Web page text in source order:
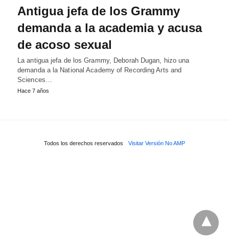
Antigua jefa de los Grammy
demanda a la academia y acusa
de acoso sexual
La antigua jefa de los Grammy, Deborah Dugan, hizo una
demanda a la National Academy of Recording Arts and
Sciences…
Hace 7 años
Todos los derechos reservados Visitar Versión No AMP